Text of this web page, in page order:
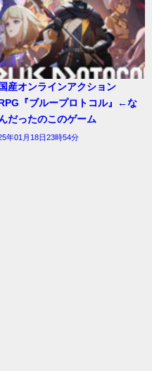
国産オンラインアクション
RPG『ブループロトコル』←な
だったのこのゲーム
年01月18日23時54分